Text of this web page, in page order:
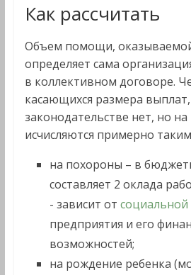
Как рассчитать
Объем помощи,
определяет сама
в коллективном договоре.
касающихся размера
законодательстве нет, но
исчисляются примерно
на похороны – в
составляет 2 оклада
- зависит от
предприятия и его
возможностей;
на рождение ребенка